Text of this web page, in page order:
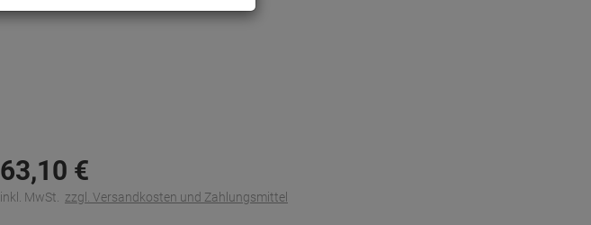
63,10 €
inkl. MwSt. zzgl. Versandkosten und Zahlungsmittel